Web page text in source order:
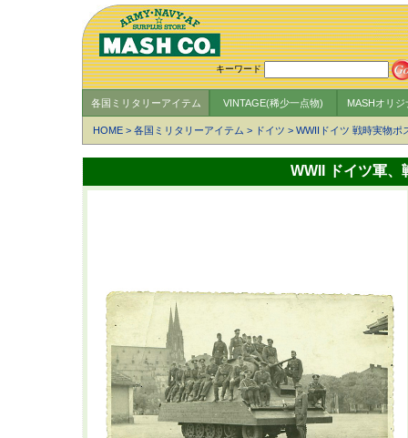
キーワード
各国ミリタリーアイテム VINTAGE(稀少一点物) MASHオリ
HOME > 各国ミリタリーアイテム > ドイツ > WWIIドイツ 戦時実物ポ
WWII ドイツ軍、